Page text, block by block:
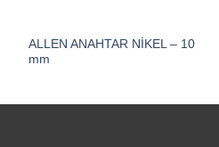
ALLEN ANAHTAR NİKEL – 10
mm